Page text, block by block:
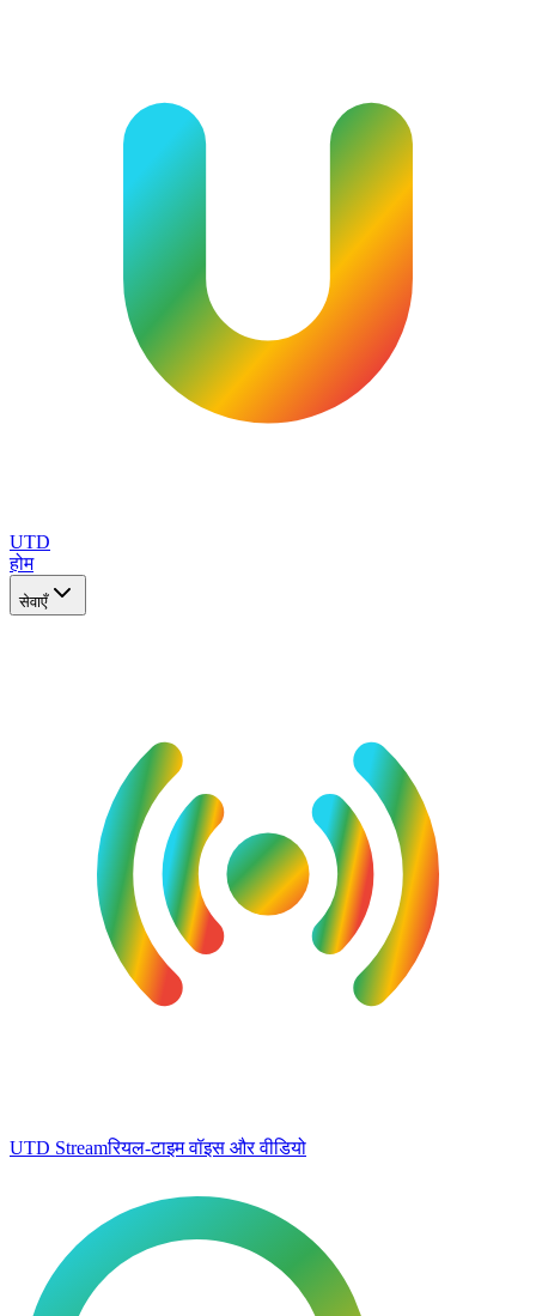
UTD
होम
सेवाएँ
UTD Streamरियल-टाइम वॉइस और वीडियो